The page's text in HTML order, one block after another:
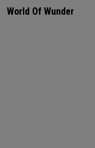
World Of Wunder